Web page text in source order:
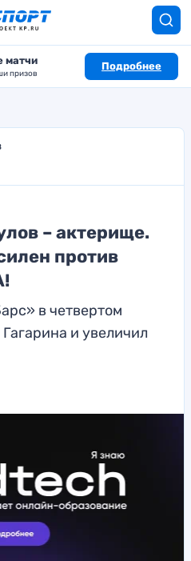
матчи
призов
Подробнее
– актерище.
против
в четвертом
и увеличил